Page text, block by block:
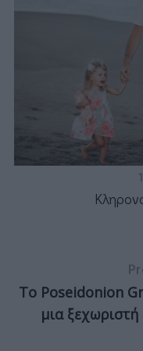
Το Poseidonion
μια ξεχωριστή